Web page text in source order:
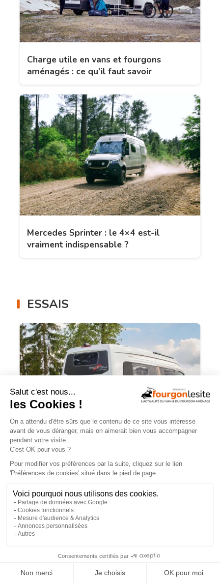
Charge utile en vans et fourgons
aménagés : ce qu’il faut savoir
Mercedes Sprinter : le 4×4 est-il
vraiment indispensable ?
ESSAIS
Malibu Genius : un fourgon Mercedes
qui ne ressemble à aucun autre